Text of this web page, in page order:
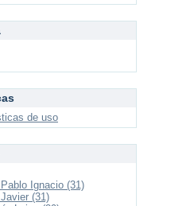
de uso
Ignacio (31)
(31)